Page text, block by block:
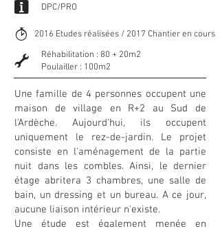
i DPC/PRO
T 2016 Etudes réalisées / 2017 Chantier en cours
G
Réhabilitation : 80 + 20m2
Poulailler : 100m2
Une famille de 4 personnes occupent une
maison de village en R+2 au Sud de
l'Ardèche. Aujourd'hui, ils occupent
uniquement le rez-de-jardin. Le projet
consiste en l'aménagement de la partie
nuit dans les combles. Ainsi, le dernier
étage abritera 3 chambres, une salle de
bain, un dressing et un bureau. A ce jour,
aucune liaison intérieur n'existe.
Une étude est également menée en